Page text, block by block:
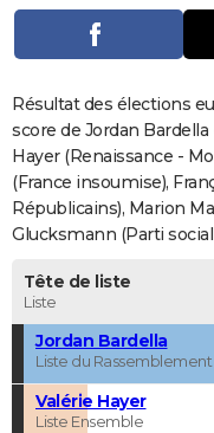
Carte de Noël
Carte Bonne année
Carte Saint-Valentin
Carte Pâques
Carte d'anniversaire
DICTIONNAIRE
Dictionnaire
Biographies
Citations
Expressions
Proverbes
PROGRAMME TV
COPAINS D'AVANT
S'inscrire
Se connecter
Lycées
Collèges
Primaires
Universités
Entreprises
Service militaire
Avis de recherche
AVIS DE DÉCÈS
FORUM
Résultat des élections
score de Jordan
Hayer (Renaissance -
(France insoumise),
Républicains), Marion
Glucksmann (Parti
Tête de liste
Liste
Jordan Bardella
Liste du
Valérie Hayer
Liste Ensemble